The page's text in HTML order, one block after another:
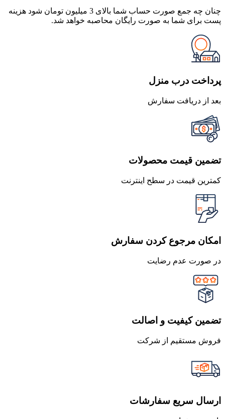
چنان چه جمع صورت حساب شما بالای 3 میلیون تومان شود هزینه
پست برای شما به صورت رایگان محاصبه خواهد شد.
پرداخت درب منزل
بعد از دریافت سفارش
تضمین قیمت محصولات
کمترین قیمت در سطح اینترنت
امکان مرجوع کردن سفارش
در صورت عدم رضایت
تضمین کیفیت و اصالت
فروش مستقیم از شرکت
ارسال سریع سفارشات